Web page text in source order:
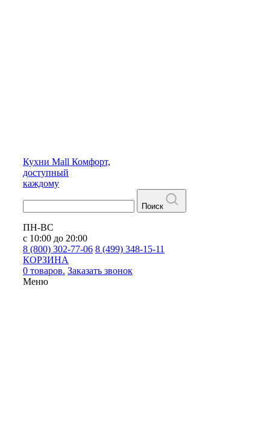
Кухни Mall Комфорт,
доступный
каждому
Поиск
ПН-ВС
с 10:00 до 20:00
8 (800) 302-77-06 8 (499) 348-15-11
КОРЗИНА
0 товаров. Заказать звонок
Меню